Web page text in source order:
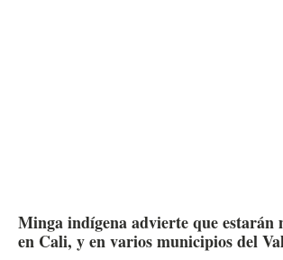
Minga indígena advierte que estarán
en Cali, y en varios municipios del